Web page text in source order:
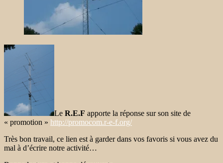
Le R.E.F apporte la réponse sur son site de
« promotion » http://promocom.r-e-f.org/
Très bon travail, ce lien est à garder dans vos favoris si vous avez du
mal à d’écrire notre activité…